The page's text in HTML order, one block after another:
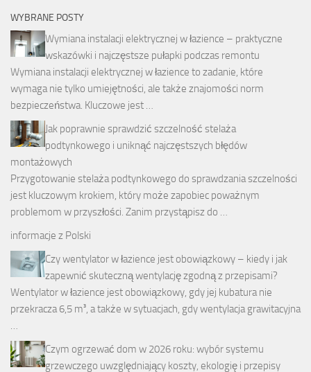
WYBRANE POSTY
Wymiana instalacji elektrycznej w łazience – praktyczne
wskazówki i najczęstsze pułapki podczas remontu
Wymiana instalacji elektrycznej w łazience to zadanie, które
wymaga nie tylko umiejętności, ale także znajomości norm
bezpieczeństwa. Kluczowe jest …
Jak poprawnie sprawdzić szczelność stelaża
podtynkowego i uniknąć najczęstszych błędów
montażowych
Przygotowanie stelaża podtynkowego do sprawdzania szczelności
jest kluczowym krokiem, który może zapobiec poważnym
problemom w przyszłości. Zanim przystąpisz do …
informacje z Polski
Czy wentylator w łazience jest obowiązkowy – kiedy i jak
zapewnić skuteczną wentylację zgodną z przepisami?
Wentylator w łazience jest obowiązkowy, gdy jej kubatura nie
przekracza 6,5 m³, a także w sytuacjach, gdy wentylacja grawitacyjna
…
Czym ogrzewać dom w 2026 roku: wybór systemu
grzewczego uwzględniający koszty, ekologię i przepisy